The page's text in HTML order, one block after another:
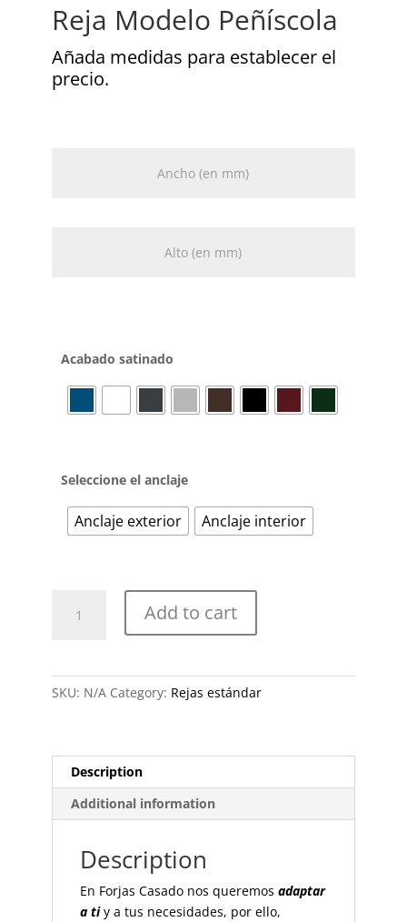
Reja Modelo Peñíscola
Añada medidas para establecer el
precio.
Acabado satinado
Seleccione el anclaje
Anclaje exterior Anclaje interior
Modelo
Add to cart
SKU: N/A Category: Rejas estándar
Description
Additional information
Description
En Forjas Casado nos queremos adaptar
a tiy a tus necesidades, por ello,